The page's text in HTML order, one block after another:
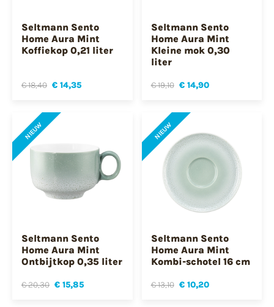
Seltmann Sento
Home Aura Mint
Koffiekop 0,21 liter
€ 18,40 € 14,35
Seltmann Sento
Home Aura Mint
Kleine mok 0,30
liter
€ 19,10 € 14,90
NIEUW
Seltmann Sento
Home Aura Mint
Ontbijtkop 0,35 liter
€ 20,30 € 15,85
NIEUW
Seltmann Sento
Home Aura Mint
Kombi-schotel 16 cm
€ 13,10 € 10,20